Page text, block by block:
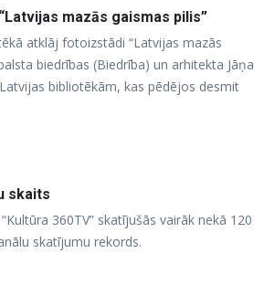
mazās gaismas pilis”
atklāj fotoizstādi “Latvijas mazās
biedrības (Biedrība) un arhitekta Jāņa
bibliotēkām, kas pēdējos desmit
skaits
360TV” skatījušās vairāk nekā 120
skatījumu rekords.